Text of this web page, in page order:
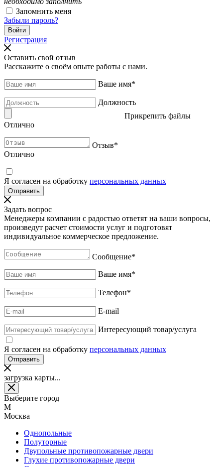
Запомнить меня
Забыли пароль?
Регистрация
Оставить свой отзыв
Расскажите о своём опыте работы с нами.
Ваше имя*
Должность
Прикрепить файлы
Отлично
Отзыв*
Отлично
Я согласен на обработку персональных данных
Задать вопрос
Менеджеры компании с радостью ответят на ваши вопросы,
произведут расчет стоимости услуг и подготовят
индивидуальное коммерческое предложение.
Сообщение*
Ваше имя*
Телефон*
E-mail
Интересующий товар/услуга
Я согласен на обработку персональных данных
загрузка карты...
Выберите город
М
Москва
Однопольные
Полуторные
Двупольные противопожарные двери
Глухие противопожарные двери